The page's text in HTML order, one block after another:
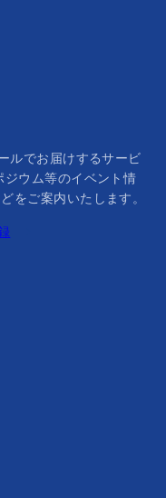
ルでお届けするサービ
ウム等のイベント情
をご案内いたします。